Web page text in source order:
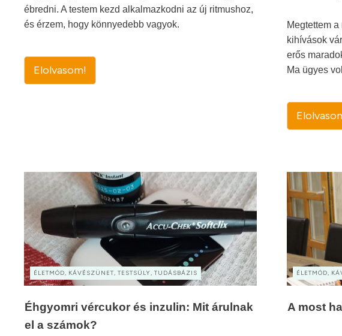
ébredni. A testem kezd alkalmazkodni az új ritmushoz,
és érzem, hogy könnyedebb vagyok.
Elolvasom!
Megtettem
kihívások
erős
Ma ügyes
ÉLETMÓD, KÁVÉSZÜNET, TESTSÚLY, TUDÁSBÁZIS
Éhgyomri vércukor és inzulin: Mit árulnak
el a számok?
ÉLETMÓD,
A most